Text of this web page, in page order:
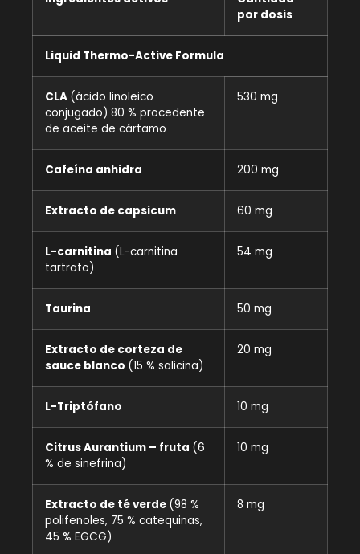
por dosis
Liquid Thermo-Active Formula
CLA (ácido linoleico
conjugado) 80 % procedente
de aceite de cártamo
530 mg
Cafeína anhidra 200 mg
Extracto de capsicum 60 mg
L-carnitina (L-carnitina
tartrato)
54 mg
Taurina 50 mg
Extracto de corteza de
sauce blanco (15 % salicina)
20 mg
L-Triptófano 10 mg
Citrus Aurantium – fruta (6
% de sinefrina)
10 mg
Extracto de té verde (98 %
polifenoles, 75 % catequinas,
45 % EGCG)
8 mg